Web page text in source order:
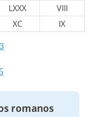
LXXX
VIII
XC IX
romanos